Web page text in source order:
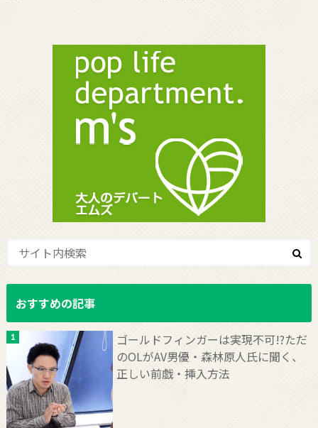
おすすめの記事
ゴールドフィンガーは実現不可!?ただ
のOLがAV男優・森林原人氏に聞く、
正しい前戯・挿入方法